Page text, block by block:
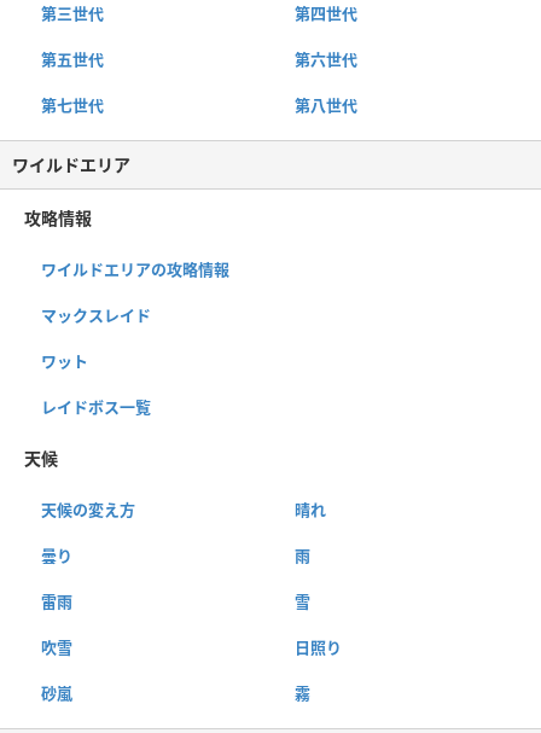
第三世代 第四世代
第五世代 第六世代
第七世代 第八世代
ワイルドエリア
攻略情報
ワイルドエリアの攻略情報
マックスレイド
ワット
レイドボス一覧
天候
天候の変え方 晴れ
曇り 雨
雷雨 雪
吹雪 日照り
砂嵐 霧